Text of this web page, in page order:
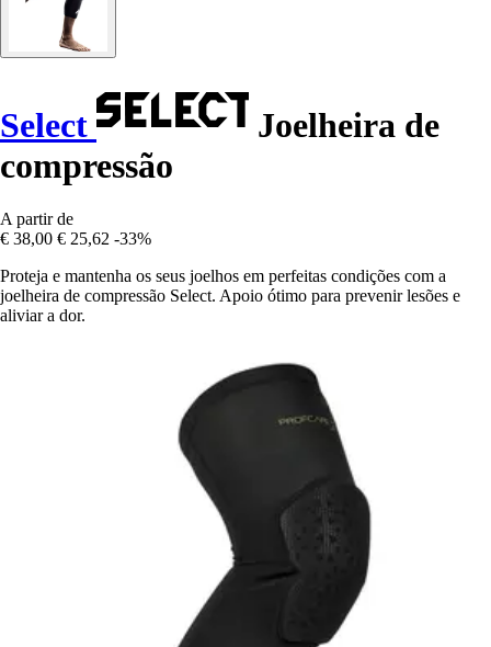
Select
Joelheira de
compressão
A partir de
€ 38,00 € 25,62 -33%
Proteja e mantenha os seus joelhos em perfeitas condições com a
joelheira de compressão Select. Apoio ótimo para prevenir lesões e
aliviar a dor.